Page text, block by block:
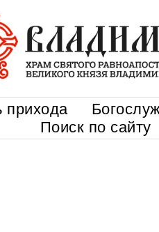
прихода
Поиск по сайту